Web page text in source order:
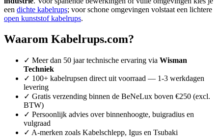
een dichte kabelrups; voor schone omgevingen volstaat een lichtere
open kunststof kabelrups.
Waarom Kabelrups.com?
✓ Meer dan 50 jaar technische ervaring via Wisman
Techniek
✓ 100+ kabelrupsen direct uit voorraad — 1-3 werkdagen
levering
✓ Gratis verzending binnen de BeNeLux boven €250 (excl.
BTW)
✓ Persoonlijk advies over binnenhoogte, buigradius en
vulgraad
✓ A-merken zoals Kabelschlepp, Igus en Tsubaki